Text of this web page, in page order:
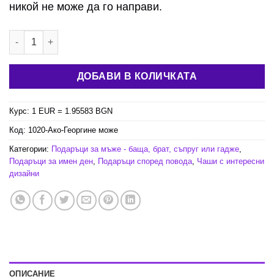
никой не може да го направи.
количество за Чаша Ако Георги не може - никой не може
ДОБАВИ В КОЛИЧКАТА
Курс: 1 EUR = 1.95583 BGN
Код: 1020-Ако-Георгине може
Категории: Подаръци за мъже - баща, брат, съпруг или гадже
Подаръци за имен ден Подаръци според повода Чаши с интересни
дизайни
ОПИСАНИЕ